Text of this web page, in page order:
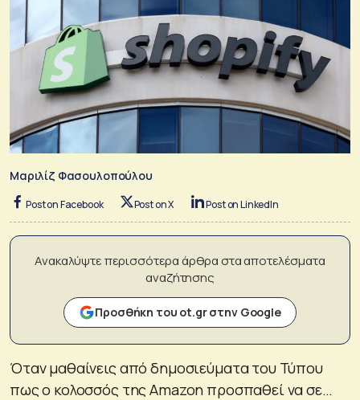
Μαριλίζ Φασουλοπούλου
Post on Facebook Post on X Post on LinkedIn
Ανακαλύψτε περισσότερα άρθρα στα αποτελέσματα
αναζήτησης
Προσθήκη του ot.gr στην Google
Όταν μαθαίνεις από δημοσιεύματα του Τύπου
πως o κολοσσός της Amazon προσπαθεί να σε…